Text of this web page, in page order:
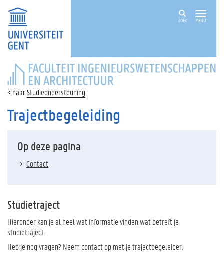
ZOEK MENU
FACULTEIT
INGENIEURSWETENSCHAPPEN
EN
ARCHITECTUUR
Studieondersteuning
Trajectbegeleiding
Op deze pagina
Contact
Studietraject
Hieronder kan je al heel wat informatie vinden wat betreft je
studietraject.
Heb je nog vragen? Neem contact op met je trajectbegeleider.